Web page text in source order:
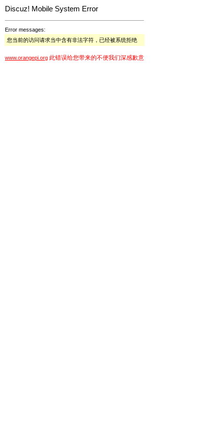
Discuz! Mobile System Error
Error messages:
您当前的访问请求当中含有非法字符，已经被系统拒绝
www.orangepi.org 此错误给您带来的不便我们深感歉意